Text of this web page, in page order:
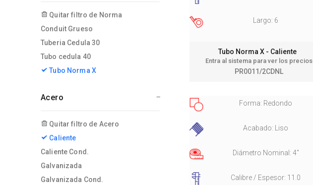
Quitar filtro de Norma
Conduit Grueso
Tuberia Cedula 30
Tubo cedula 40
Tubo Norma X
Acero
Quitar filtro de Acero
Caliente
Caliente Cond.
Galvanizada
Galvanizada Cond.
Largo: 6
Tubo Norma X - Caliente
Entra al sistema para ver los precios
PR0011/2CDNL
Forma: Redondo
Acabado: Liso
Diámetro Nominal: 4"
Calibre / Espesor: 11.0